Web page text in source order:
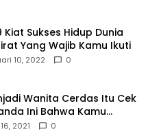
Kiat Sukses Hidup Dunia
Yang Wajib Kamu Ikuti
10, 2022 0
Wanita Cerdas Itu Cek
Ini Bahwa Kamu
Wanita Cerdas
2021 0